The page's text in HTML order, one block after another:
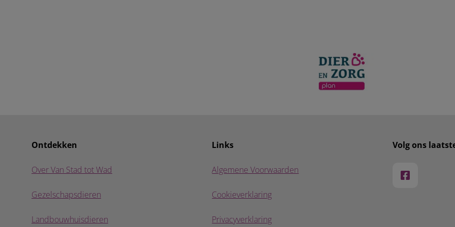
Ontdekken
Over Van Stad tot Wad
Gezelschapsdieren
Landbouwhuisdieren
Links
Algemene Voorwaarden
Cookieverklaring
Privacyverklaring
Volg ons